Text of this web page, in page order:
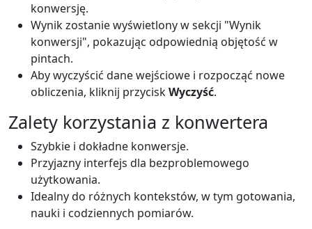
konwersję.
Wynik zostanie wyświetlony w sekcji "Wynik
konwersji", pokazując odpowiednią objętość w
pintach.
Aby wyczyścić dane wejściowe i rozpocząć nowe
obliczenia, kliknij przyciskWyczyść.
Zalety korzystania z konwertera
Szybkie i dokładne konwersje.
Przyjazny interfejs dla bezproblemowego
użytkowania.
Idealny do różnych kontekstów, w tym gotowania,
nauki i codziennych pomiarów.